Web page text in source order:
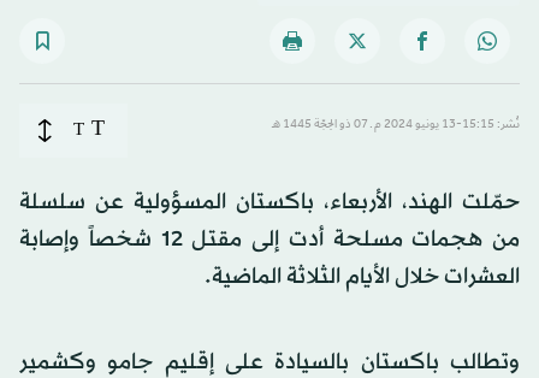
نُشر: 15:15-13 يونيو 2024 م ـ 07 ذو الحِجّة 1445 هـ T
T
حمّلت الهند، الأربعاء، باكستان المسؤولية عن سلسلة
من هجمات مسلحة أدت إلى مقتل 12 شخصاً وإصابة
العشرات خلال الأيام الثلاثة الماضية.
وتطالب باكستان بالسيادة على إقليم جامو وكشمير